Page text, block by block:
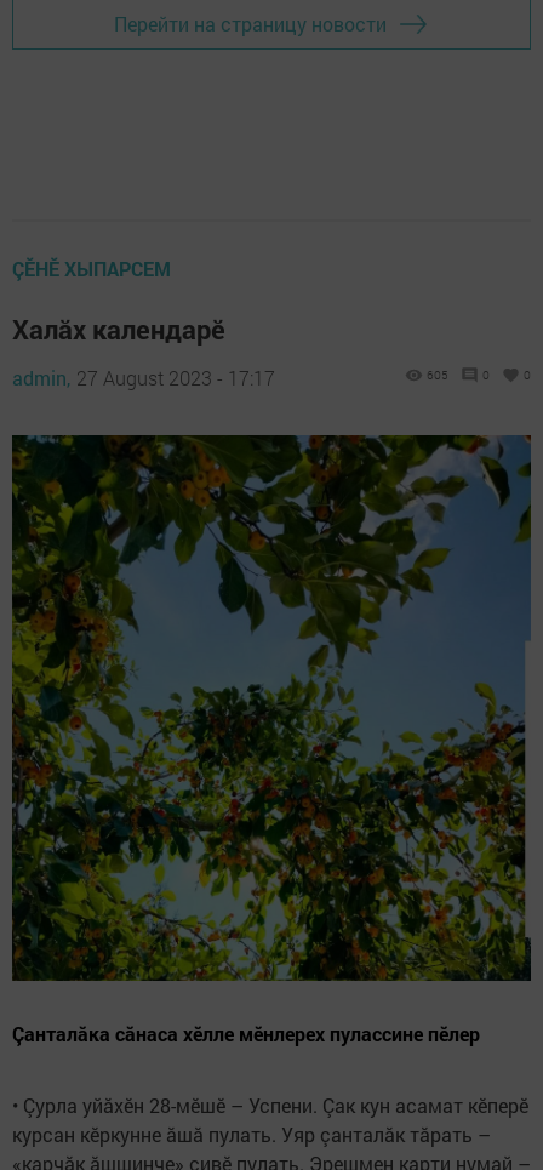
Перейти на страницу новости
ÇӖНӖ ХЫПАРСЕМ
Халăх календарĕ
admin, 27 August 2023 - 17:17 605 0 0
Çанталăка сăнаса хĕлле мӗнлерех пулассине пĕлер
• Çурла уйăхӗн 28-мӗшӗ – Успени. Çак кун асамат кӗперӗ
курсан кӗркунне ăшă пулать. Уяр çанталăк тăрать –
«карчăк ăшшинче» сивӗ пулать. Эрешмен карти нумай –